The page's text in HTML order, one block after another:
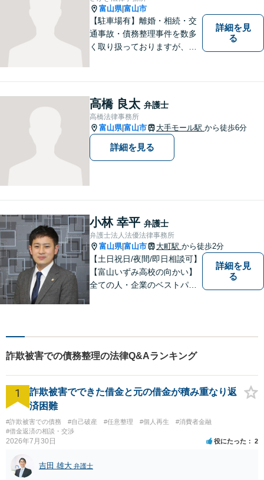
富山県|富山市
【駐車場有】離婚・相続・交
通事故・債務整理事件を数多
く取り扱っておりますが、そ
た」「少しほっとしました」
というお声をいただけるよう
に、誠実・丁寧を心がけ事件
に取り組んでいきたいと考え
ています。
詳細を見
る
高橋 良太 弁護士
高橋法律事務所
富山県|富山市 大手モール駅 から徒歩6分
詳細を見る
小林 幸平 弁護士
弁護士法人法優法律事務所
富山県|富山市 大町駅 から徒歩2分
【土日祝日/夜間/即日相談可】
【富山いずみ高校の向かい】
全ての人・企業のベストパー
詳細を見
る
詐欺被害での債務整理の法律Q&Aランキング
1
詐欺被害でできた借金と元の借金が積み重なり返
済困難
#詐欺被害での債務 #自己破産 #任意整理 #個人再生
#消費者金融
#借金返済の相談・交渉
2026年7月30日 役にたった 2
吉田 雄大 弁護士